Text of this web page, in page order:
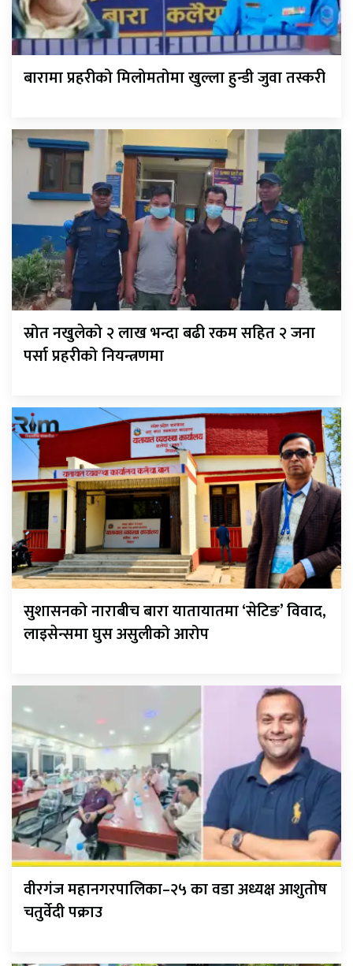
बारामा प्रहरीको मिलोमतोमा खुल्ला हुन्डी जुवा तस्करी
स्रोत नखुलेको २ लाख भन्दा बढी रकम सहित २ जना
पर्सा प्रहरीको नियन्त्रणमा
सुशासनको नाराबीच बारा यातायातमा ‘सेटिङ’ विवाद,
लाइसेन्समा घुस असुलीको आरोप
वीरगंज महानगरपालिका–२५ का वडा अध्यक्ष आशुतोष
चतुर्वेदी पक्राउ